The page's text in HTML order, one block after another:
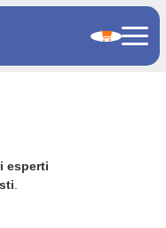
esperti